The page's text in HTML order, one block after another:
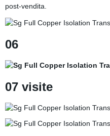
post-vendita.
06
07 visite